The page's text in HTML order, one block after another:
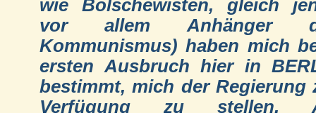
wie Bolschewisten, gleich
vor allem Anhänger
Kommunismus) haben mich
ersten Ausbruch hier in
bestimmt, mich der Regierung
Verfügung zu stellen.